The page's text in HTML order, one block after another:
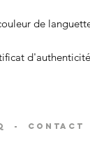
de
- Contact